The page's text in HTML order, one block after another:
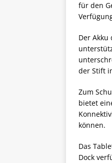
für den
Der Akku
der Stift
Zum
bietet
können.
Das
Dock